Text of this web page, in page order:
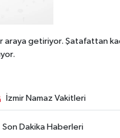
getiriyor. Şatafattan
İzmir Namaz Vakitleri
Son Dakika Haberleri